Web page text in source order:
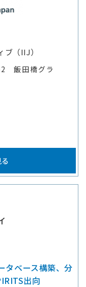
（IIJ）
2 飯田橋グラ
タベース構築、分
出向